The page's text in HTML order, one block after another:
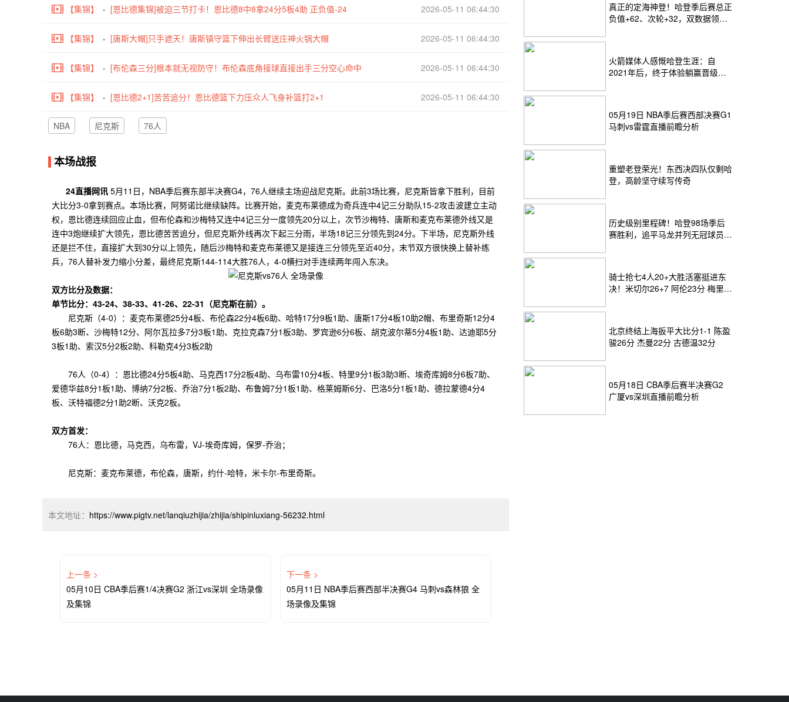
后赛新高
【集锦】 [恩比德集锦]被迫三节打卡！恩比德8中8拿24分5板4助 正负值-24 2026-05-11 06:44:30
【集锦】 [唐斯大帽]只手遮天！唐斯镇守篮下伸出长臂送庄神火锅大帽 2026-05-11 06:44:30
【集锦】 [布伦森三分]根本就无视防守！布伦森底角接球直接出手三分空心命中 2026-05-11 06:44:30
【集锦】 [恩比德2+1]苦苦追分！恩比德篮下力压众人飞身补篮打2+1 2026-05-11 06:44:30
NBA 尼克斯 76人
本场战报
24直播网讯 5月11日，NBA季后赛东部半决赛G4，76人继续主场迎战尼克斯。此前3场比赛，尼克斯皆拿下胜利，目前
大比分3-0拿到赛点。本场比赛，阿努诺比继续缺阵。比赛开始，麦克布莱德成为奇兵连中4记三分助队15-2攻击波建立主动
权，恩比德连续回应止血，但布伦森和沙梅特又连中4记三分一度领先20分以上，次节沙梅特、唐斯和麦克布莱德外线又是
连中3炮继续扩大领先，恩比德苦苦追分，但尼克斯外线再次下起三分雨，半场18记三分领先到24分。下半场，尼克斯外线
还是拦不住，直接扩大到30分以上领先，随后沙梅特和麦克布莱德又是接连三分领先至近40分，末节双方很快换上替补练
兵，76人替补发力缩小分差，最终尼克斯144-114大胜76人，4-0横扫对手连续两年闯入东决。
双方比分及数据：
单节比分：43-24、38-33、41-26、22-31（尼克斯在前）。
尼克斯（4-0）：麦克布莱德25分4板、布伦森22分4板6助、哈特17分9板1助、唐斯17分4板10助2帽、布里奇斯12分4
板6助3断、沙梅特12分、阿尔瓦拉多7分3板1助、克拉克森7分1板3助、罗宾逊6分6板、胡克波尔蒂5分4板1助、达迪耶5分
3板1助、索汉5分2板2助、科勒克4分3板2助
76人（0-4）：恩比德24分5板4助、马克西17分2板4助、乌布雷10分4板、特里9分1板3助3断、埃奇库姆8分6板7助、
爱德华兹8分1板1助、博纳7分2板、乔治7分1板2助、布鲁姆7分1板1助、格莱姆斯6分、巴洛5分1板1助、德拉蒙德4分4
板、沃特福德2分1助2断、沃克2板。
双方首发：
76人：恩比德，马克西，乌布雷，VJ-埃奇库姆，保罗-乔治；
尼克斯：麦克布莱德，布伦森，唐斯，约什-哈特，米卡尔-布里奇斯。
本文地址： https://www.pigtv.net/lanqiuzhijia/zhijia/shipinluxiang-56232.html
上一条 >
05月10日 CBA季后赛1/4决赛G2 浙江vs深圳 全场录像
及集锦
下一条 >
05月11日 NBA季后赛西部半决赛G4 马刺vs森林狼 全
场录像及集锦
真正的定海神登！哈登季后赛总正
负值+62、次轮+32，双数据领跑
火箭媒体人感慨哈登生涯：自
2021年后，终于体验躺赢晋级滋
05月19日 NBA季后赛西部决赛G1
马刺vs雷霆直播前瞻分析
重塑老登荣光！东西决四队仅剩哈
登，高龄坚守续写传奇
历史级别里程碑！哈登98场季后
赛胜利，追平马龙并列无冠球员历
骑士抢七4人20+大胜活塞挺进东
决！米切尔26+7 阿伦23分 梅里尔
北京终结上海扳平大比分1-1 陈盈
骏26分 杰曼22分 古德温32分
05月18日 CBA季后赛半决赛G2
广厦vs深圳直播前瞻分析